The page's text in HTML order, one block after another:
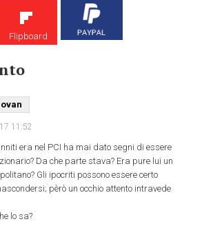
Flipboard
11:52
era nel PCI ha mai dato segni di essere
Da che parte stava? Era pure lui un
Gli ipocriti possono essere certo
pèrò un occhio attento intravede
lo sa?